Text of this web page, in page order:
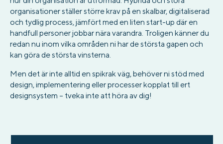
organisationer ställer större krav på en skalbar, digitaliserad
och tydlig process, jämfört med en liten start-up där en
handfull personer jobbar nära varandra. Troligen känner du
redan nu inom vilka områden ni har de största gapen och
kan göra de största vinsterna.
Men det är inte alltid en spikrak väg, behöver ni stöd med
design, implementering eller processer kopplat till ert
designsystem – tveka inte att höra av dig!